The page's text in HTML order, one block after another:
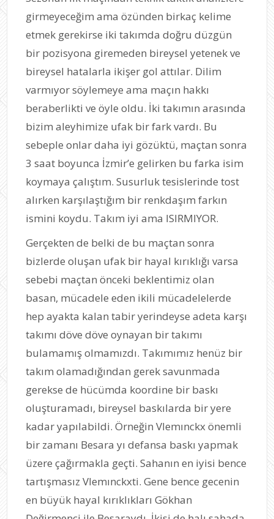
girmeyeceğim ama özünden birkaç kelime
etmek gerekirse iki takımda doğru düzgün
bir pozisyona giremeden bireysel yetenek ve
bireysel hatalarla ikişer gol attılar. Dilim
varmıyor söylemeye ama maçın hakkı
beraberlikti ve öyle oldu. İki takımın arasında
bizim aleyhimize ufak bir fark vardı. Bu
sebeple onlar daha iyi gözüktü, maçtan sonra
3 saat boyunca İzmir’e gelirken bu farka isim
koymaya çalıştım. Susurluk tesislerinde tost
alırken karşılaştığım bir renkdaşım farkın
ismini koydu. Takım iyi ama ISIRMIYOR.
Gerçekten de belki de bu maçtan sonra
bizlerde oluşan ufak bir hayal kırıklığı varsa
sebebi maçtan önceki beklentimiz olan
basan, mücadele eden ikili mücadelelerde
hep ayakta kalan tabir yerindeyse adeta karşı
takımı döve döve oynayan bir takımı
bulamamış olmamızdı. Takımımız henüz bir
takım olamadığından gerek savunmada
gerekse de hücümda koordine bir baskı
oluşturamadı, bireysel baskılarda bir yere
kadar yapılabildi. Örneğin Vlemınckx önemli
bir zamanı Besara yı defansa baskı yapmak
üzere çağırmakla geçti. Sahanın en iyisi bence
tartışmasız Vlemınckxti. Gene bence gecenin
en büyük hayal kırıklıkları Gökhan